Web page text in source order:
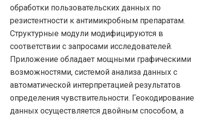
обработки пользовательских данных по
резистентности к антимикробным препаратам.
Структурные модули модифицируются в
соответствии с запросами исследователей.
Приложение обладает мощными графическими
возможностями, системой анализа данных с
автоматической интерпретацией результатов
определения чувствительности. Геокодирование
данных осуществляется двойным способом, а